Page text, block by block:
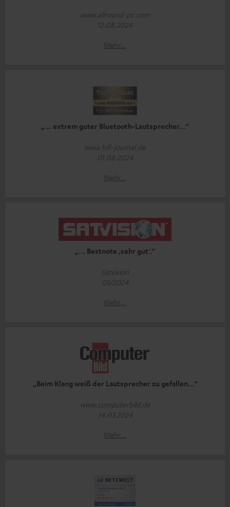
www.allround-pc.com
12.08.2024
Mehr...
„… extrem guter Bluetooth-Lautsprecher…“
www.hifi-journal.de
01.08.2024
Mehr...
„… Bestnote ‚sehr gut‘.“
Satvision
05/2024
Mehr...
„Beim Klang weiß der Lautsprecher zu gefallen…“
www.computerbild.de
14.03.2024
Mehr...